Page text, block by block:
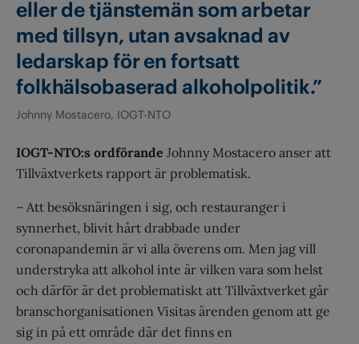
eller de tjänstemän som arbetar
med tillsyn, utan avsaknad av
ledarskap för en fortsatt
folkhälsobaserad alkoholpolitik.”
Johnny Mostacero, IOGT-NTO
IOGT-NTO:s ordförande Johnny Mostacero anser att
Tillväxtverkets rapport är problematisk.
– Att besöksnäringen i sig, och restauranger i
synnerhet, blivit hårt drabbade under
coronapandemin är vi alla överens om. Men jag vill
understryka att alkohol inte är vilken vara som helst
och därför är det problematiskt att Tillväxtverket går
branschorganisationen Visitas ärenden genom att ge
sig in på ett område där det finns en